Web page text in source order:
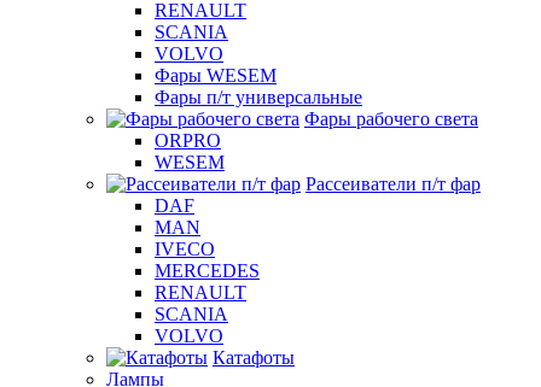
RENAULT
SCANIA
VOLVO
Фары WESEM
Фары п/т универсальные
Фары рабочего света
ORPRO
WESEM
Рассеиватели п/т фар
DAF
MAN
IVECO
MERCEDES
RENAULT
SCANIA
VOLVO
Катафоты
Лампы